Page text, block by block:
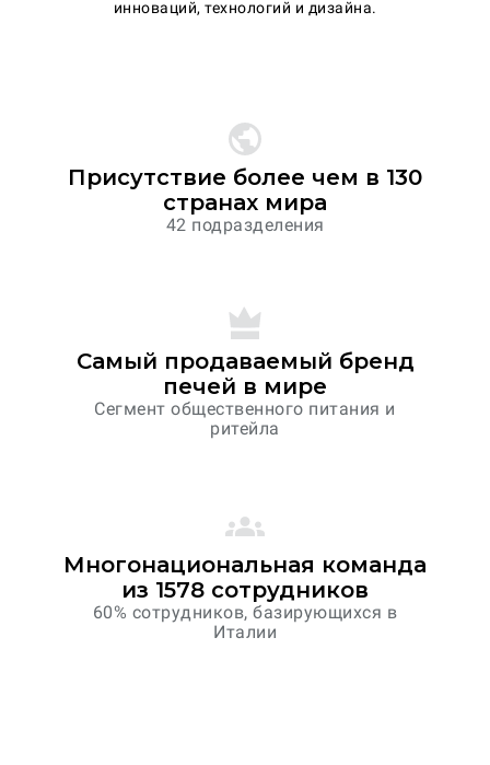
инноваций, технологий и дизайна.
Присутствие более чем в 130
странах мира
42 подразделения
Самый продаваемый бренд
печей в мире
Сегмент общественного питания и
ритейла
Многонациональная команда
из 1578 сотрудников
60% сотрудников, базирующихся в
Италии